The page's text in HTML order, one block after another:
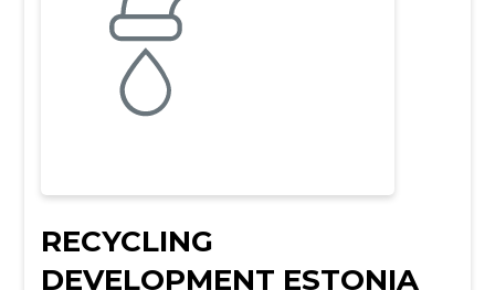
RECYCLING
DEVELOPMENT ESTONIA